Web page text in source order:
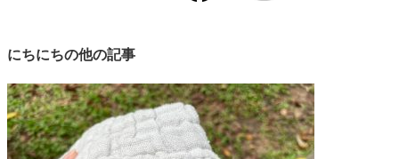
にちにちの他の記事